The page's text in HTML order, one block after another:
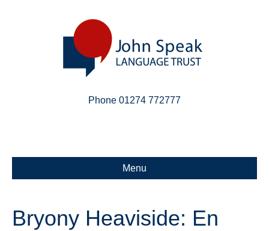
Phone 01274 772777
Menu
Bryony Heaviside: En